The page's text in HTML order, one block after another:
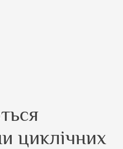
циклічних